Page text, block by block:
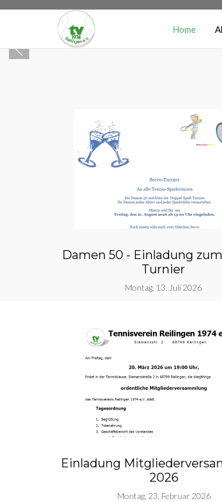
Home
Damen 50 - Einladung
Turnier
Montag, 13. Juli 2026
Einladung
2026
Montag, 23. Februar 2026